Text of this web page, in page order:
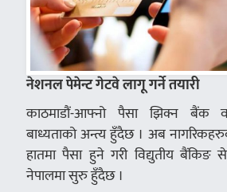
नेशनल पेमेन्ट गेटवे लागू गर्ने तयारी
काठमाडौं-आफ्नो पैसा झिक्न बैंक
बाध्यताको अन्त्य हुँदैछ । अब
हातमा पैसा हुने गरी विद्युतीय बैंकिङ
नेपालमा सुरु हुँदैछ ।